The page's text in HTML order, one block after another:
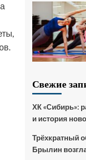
Свежие
ХК «Сибирь»:
и история
Трёхкратный
Брылин